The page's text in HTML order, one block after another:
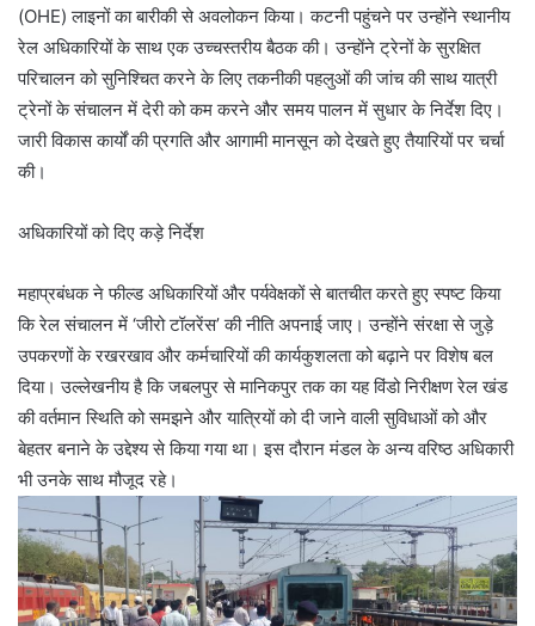
(OHE) लाइनों का बारीकी से अवलोकन किया। कटनी पहुंचने पर उन्होंने स्थानीय
रेल अधिकारियों के साथ एक उच्चस्तरीय बैठक की। उन्होंने ट्रेनों के सुरक्षित
परिचालन को सुनिश्चित करने के लिए तकनीकी पहलुओं की जांच की साथ यात्री
ट्रेनों के संचालन में देरी को कम करने और समय पालन में सुधार के निर्देश दिए।
जारी विकास कार्यों की प्रगति और आगामी मानसून को देखते हुए तैयारियों पर चर्चा
की।
अधिकारियों को दिए कड़े निर्देश
महाप्रबंधक ने फील्ड अधिकारियों और पर्यवेक्षकों से बातचीत करते हुए स्पष्ट किया
कि रेल संचालन में ‘जीरो टॉलरेंस’ की नीति अपनाई जाए। उन्होंने संरक्षा से जुड़े
उपकरणों के रखरखाव और कर्मचारियों की कार्यकुशलता को बढ़ाने पर विशेष बल
दिया। उल्लेखनीय है कि जबलपुर से मानिकपुर तक का यह विंडो निरीक्षण रेल खंड
की वर्तमान स्थिति को समझने और यात्रियों को दी जाने वाली सुविधाओं को और
बेहतर बनाने के उद्देश्य से किया गया था। इस दौरान मंडल के अन्य वरिष्ठ अधिकारी
भी उनके साथ मौजूद रहे।